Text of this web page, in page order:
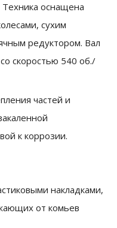
Техника оснащена
сухим
редуктором. Вал
скоростью 540 об./
частей и
к коррозии.
накладками,
от комьев